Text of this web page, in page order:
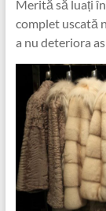
Merită să luați
complet uscată
a nu deteriora